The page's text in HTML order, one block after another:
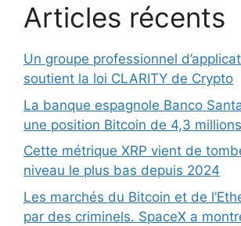
Articles récents
Un groupe professionnel
soutient la loi CLARITY de Crypto
La banque espagnole Banco
une position Bitcoin de 4,3
Cette métrique XRP vient de
niveau le plus bas depuis 2024
Les marchés du Bitcoin et de
par des criminels. SpaceX a